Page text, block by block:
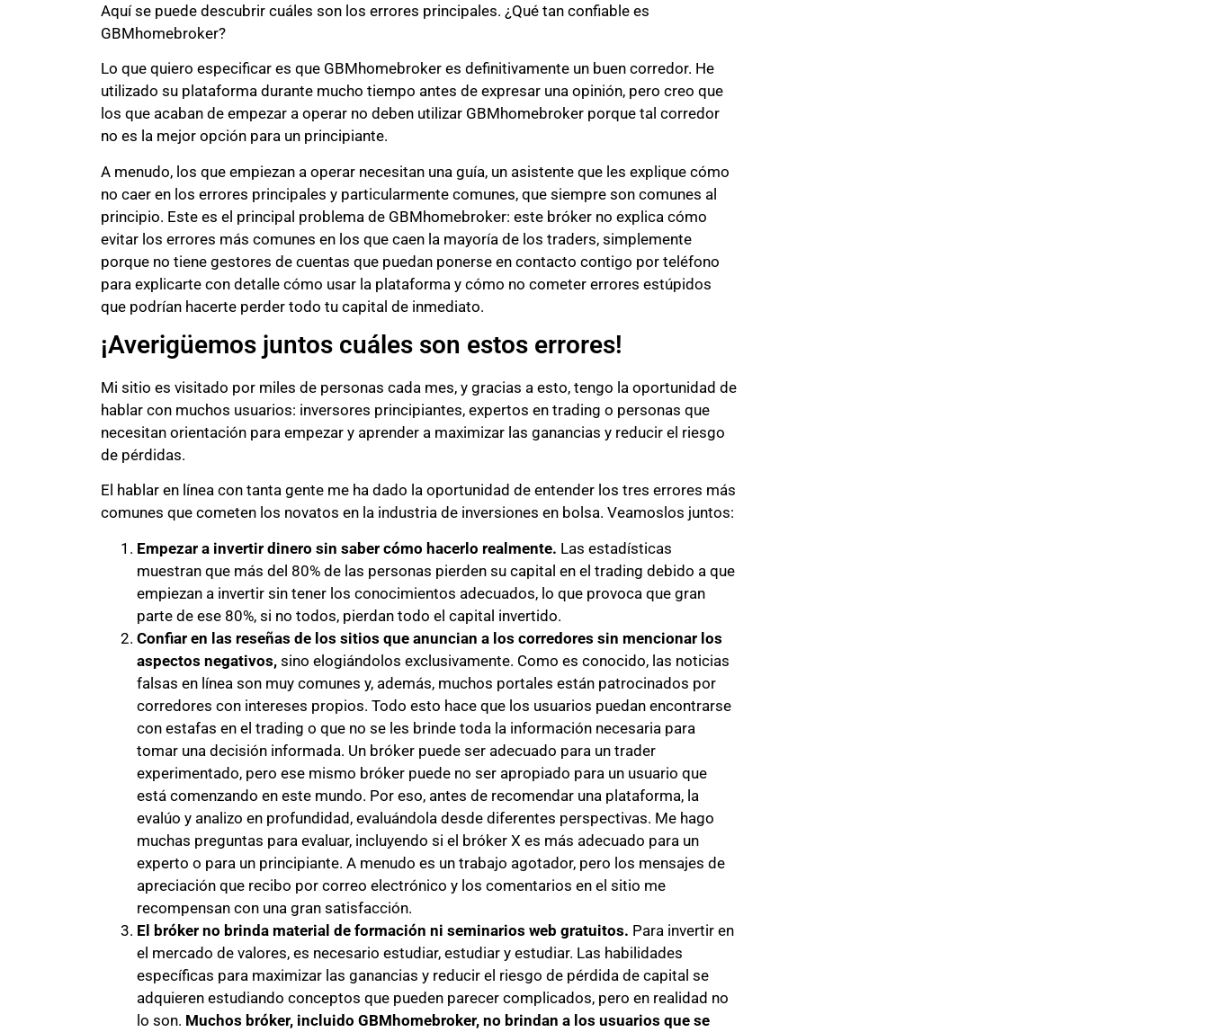
Aquí se puede descubrir cuáles son los errores principales. ¿Qué tan confiable es
GBMhomebroker?
Lo que quiero especificar es que GBMhomebroker es definitivamente un buen corredor. He
utilizado su plataforma durante mucho tiempo antes de expresar una opinión, pero creo que
los que acaban de empezar a operar no deben utilizar GBMhomebroker porque tal corredor
no es la mejor opción para un principiante.
A menudo, los que empiezan a operar necesitan una guía, un asistente que les explique cómo
no caer en los errores principales y particularmente comunes, que siempre son comunes al
principio. Este es el principal problema de GBMhomebroker: este bróker no explica cómo
evitar los errores más comunes en los que caen la mayoría de los traders, simplemente
porque no tiene gestores de cuentas que puedan ponerse en contacto contigo por teléfono
para explicarte con detalle cómo usar la plataforma y cómo no cometer errores estúpidos
que podrían hacerte perder todo tu capital de inmediato.
¡Averigüemos juntos cuáles son estos errores!
Mi sitio es visitado por miles de personas cada mes, y gracias a esto, tengo la oportunidad de
hablar con muchos usuarios: inversores principiantes, expertos en trading o personas que
necesitan orientación para empezar y aprender a maximizar las ganancias y reducir el riesgo
de pérdidas.
El hablar en línea con tanta gente me ha dado la oportunidad de entender los tres errores más
comunes que cometen los novatos en la industria de inversiones en bolsa. Veamoslos juntos:
Empezar a invertir dinero sin saber cómo hacerlo realmente. Las estadísticas
muestran que más del 80% de las personas pierden su capital en el trading debido a que
empiezan a invertir sin tener los conocimientos adecuados, lo que provoca que gran
parte de ese 80%, si no todos, pierdan todo el capital invertido.
Confiar en las reseñas de los sitios que anuncian a los corredores sin mencionar los
aspectos negativos, sino elogiándolos exclusivamente. Como es conocido, las noticias
falsas en línea son muy comunes y, además, muchos portales están patrocinados por
corredores con intereses propios. Todo esto hace que los usuarios puedan encontrarse
con estafas en el trading o que no se les brinde toda la información necesaria para
tomar una decisión informada. Un bróker puede ser adecuado para un trader
experimentado, pero ese mismo bróker puede no ser apropiado para un usuario que
está comenzando en este mundo. Por eso, antes de recomendar una plataforma, la
evalúo y analizo en profundidad, evaluándola desde diferentes perspectivas. Me hago
muchas preguntas para evaluar, incluyendo si el bróker X es más adecuado para un
experto o para un principiante. A menudo es un trabajo agotador, pero los mensajes de
apreciación que recibo por correo electrónico y los comentarios en el sitio me
recompensan con una gran satisfacción.
El bróker no brinda material de formación ni seminarios web gratuitos. Para invertir en
el mercado de valores, es necesario estudiar, estudiar y estudiar. Las habilidades
específicas para maximizar las ganancias y reducir el riesgo de pérdida de capital se
adquieren estudiando conceptos que pueden parecer complicados, pero en realidad no
lo son. Muchos bróker, incluido GBMhomebroker, no brindan a los usuarios que se